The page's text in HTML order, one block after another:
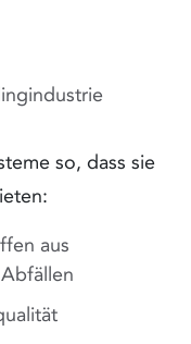
so, dass sie
aus